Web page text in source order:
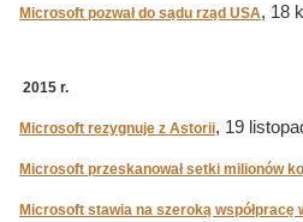
Microsoft pozwał do sądu rząd USA, 18
2015 r.
Microsoft rezygnuje z Astorii, 19
Microsoft przeskanował setki milionów
Microsoft stawia na szeroką